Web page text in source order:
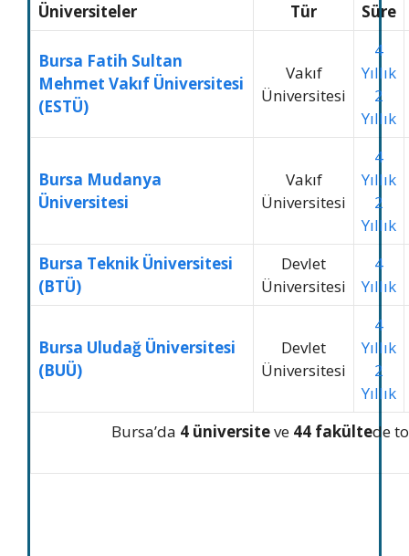
Üniversiteler Tür Süre
Bursa Fatih Sultan
Mehmet Vakıf Üniversitesi
(ESTÜ)
Vakıf
Üniversitesi
4
Yıllık
2
Yıllık
Bursa Mudanya
Üniversitesi
Vakıf
Üniversitesi
4
Yıllık
2
Yıllık
Bursa Teknik Üniversitesi
(BTÜ)
Devlet
Üniversitesi
4
Yıllık
Bursa Uludağ Üniversitesi
(BUÜ)
Devlet
Üniversitesi
4
Yıllık
2
Yıllık
Bursa’da 4 üniversiteve 44 fakültede